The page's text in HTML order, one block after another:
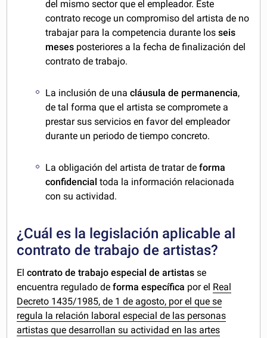
del mismo sector que el empleador. Este
contrato recoge un compromiso del artista de no
trabajar para la competencia durante losseis
meses posteriores a la fecha de finalización del
contrato de trabajo.
La inclusión de unacláusula de permanencia,
de tal forma que el artista se compromete a
prestar sus servicios en favor del empleador
durante un periodo de tiempo concreto.
La obligación del artista de tratar de forma
confidencial toda la información relacionada
con su actividad.
¿Cuál es la legislación aplicable al
contrato de trabajo de artistas?
Elcontrato de trabajo especial de artistasse
encuentra regulado de forma específica por el Real
Decreto 1435/1985, de 1 de agosto, por el que se
regula la relación laboral especial de las personas
artistas que desarrollan su actividad en las artes